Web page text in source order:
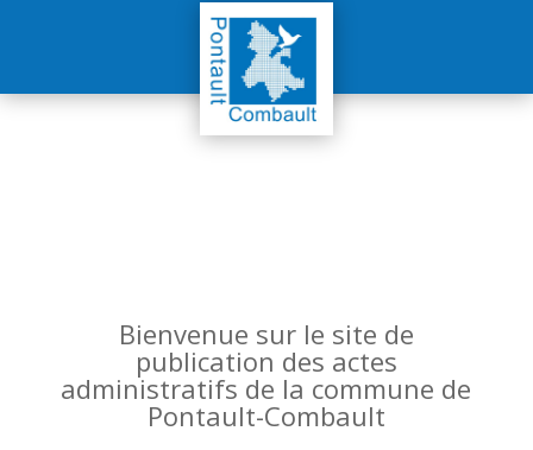
Bienvenue sur le site de
publication des actes
administratifs de la commune de
Pontault-Combault